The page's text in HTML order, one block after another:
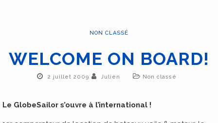
NON CLASSÉ
WELCOME ON BOARD!
2 juillet 2009 Julien Non classé
Le GlobeSailor s’ouvre à l’international !